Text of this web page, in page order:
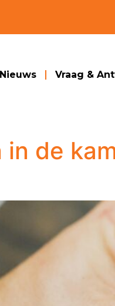
Nieuws Vraag &
in de